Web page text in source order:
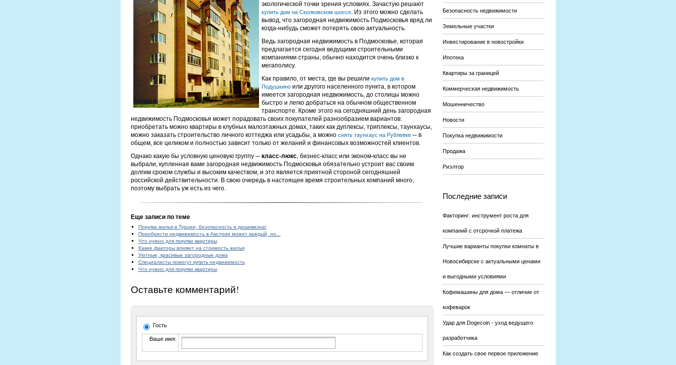
экологической точки зрения условиях.Зачастую решают
купить дом на Сколковском шоссе. Из этого можно сделать
вывод, что загородная недвижимость Подмосковья вряд ли
когда-нибудь сможет потерять свою актуальность.
Ведь загородная недвижимость в Подмосковье, которая
предлагается сегодня ведущими строительными
компаниями страны, обычно находится очень близко к
мегаполису.
Как правило, от места, где вы решили купить дом в
Подушкиноили другого населенного пункта, в котором
имеется загородная недвижимость, до столицы можно
быстро и легко добраться на обычном общественном
транспорте. Кроме этого на сегодняшний день загородная
недвижимость Подмосковья может порадовать своих покупателей разнообразием вариантов:
приобретать можно квартиры в клубных малоэтажных домах, таких как дуплексы, триплексы, таунхаусы,
можно заказать строительство личного коттеджа или усадьбы, а можно снять таунхаус на Рублевке─ в
общем, все целиком и полностью зависит только от желаний и финансовых возможностей клиентов.
Однако какую бы условную ценовую группу ─ класс-люкс, бизнес-класс или эконом-класс вы не
выбрали, купленная вами загородная недвижимость Подмосковья обязательно устроит вас своим
долгим сроком службы и высоким качеством, и это является приятной стороной сегодняшней
российской действительности. В свою очередь в настоящее время строительных компаний много,
поэтому выбрать уж есть из чего.
Еще записи по теме
Покупка жилья в Турции, безопасность и дешевизна!
Приобрести недвижимость в Австрии может каждый, но...
Что нужно для покупки квартиры
Какие факторы влияют на стоимость жилья
Уютные, красивые загородные дома
Специалисты помогут купить недвижимость
Что нужно для покупки квартиры
Оставьте комментарий!
Гость
Ваше имя:
Безопасность недвижимости
Земельные участки
Инвестирование в новостройки
Ипотека
Квартиры за границей
Коммерческая недвижимость
Мошенничество
Новости
Покупка недвижимости
Продажа
Риэлтор
Последние записи
Факторинг: инструмент роста для
компаний с отсрочкой платежа
Лучшие варианты покупки комнаты в
Новосибирске с актуальными ценами
и выгодными условиями
Кофемашины для дома — отличие от
кофеварок
Удар для Dogecoin - уход ведущего
разработчика
Как создать свое первое приложение